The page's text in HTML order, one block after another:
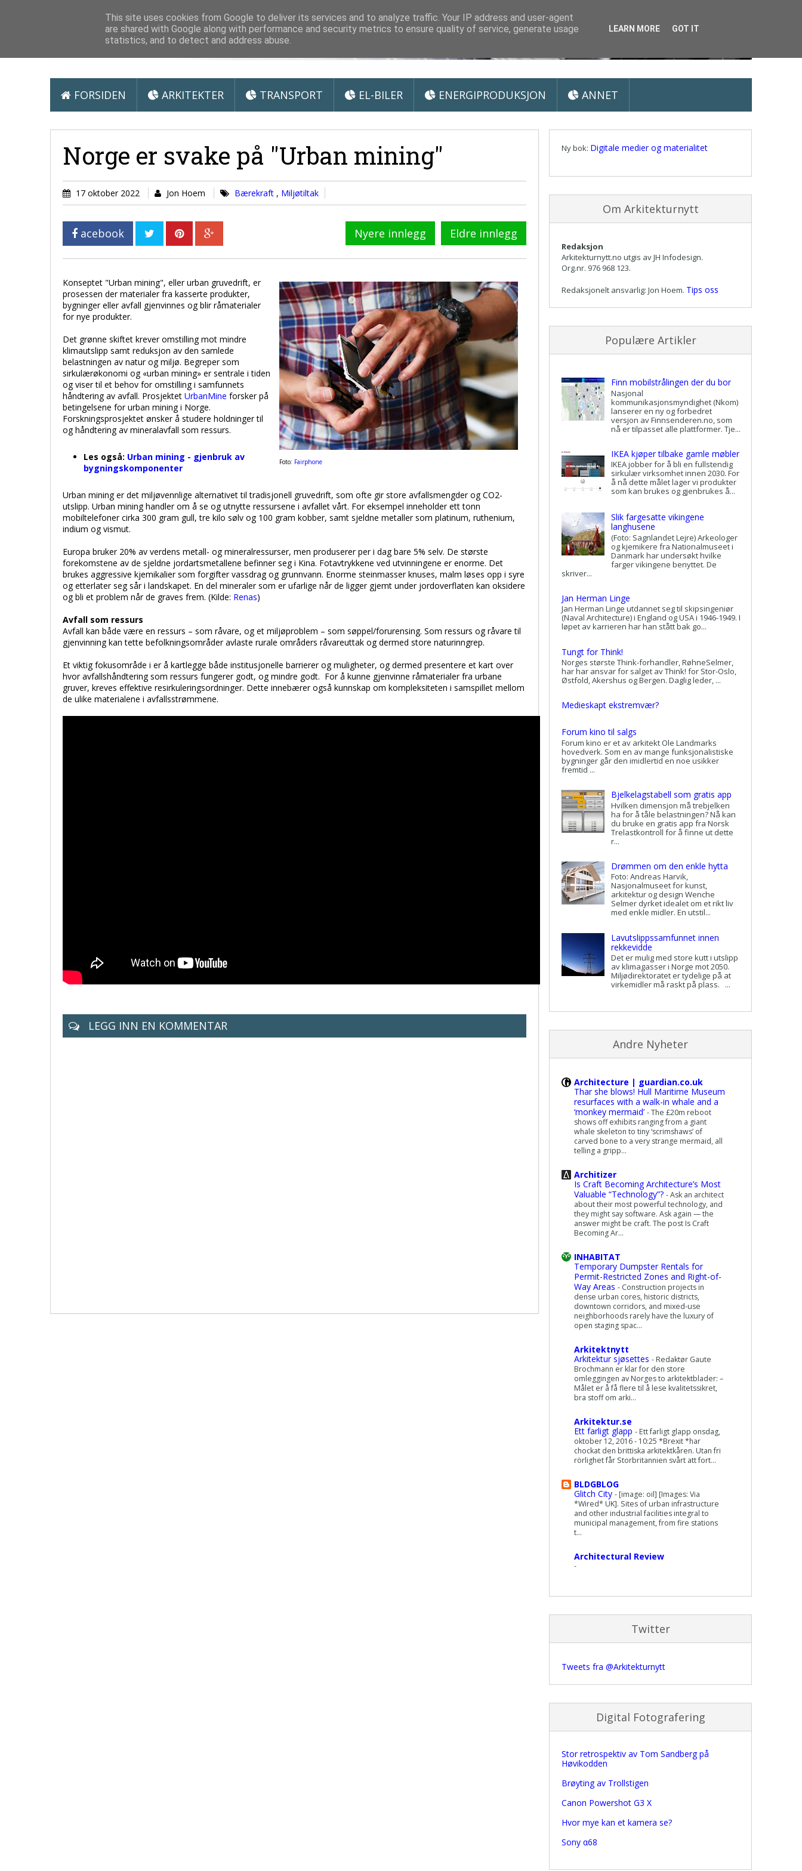
Arkitektur & Miljøteknologi
FORSIDEN ARKITEKTER TRANSPORT EL-BILER ENERGIPRODUKSJON ANNET
Norge er svake på "Urban mining"
17 oktober 2022 Jon Hoem Bærekraft , Miljøtiltak
acebook Nyere innlegg Eldre innlegg
Foto: Fairphone
Konseptet "Urban mining", eller urban gruvedrift, er
prosessen der materialer fra kasserte produkter,
bygninger eller avfall gjenvinnes og blir råmaterialer
for nye produkter.
Det grønne skiftet krever omstilling mot mindre
klimautslipp samt reduksjon av den samlede
belastningen av natur og miljø. Begreper som
sirkulærøkonomi og «urban mining» er sentrale i tiden
og viser til et behov for omstilling i samfunnets
håndtering av avfall. Prosjektet UrbanMine forsker på
betingelsene for urban mining i Norge.
Forskningsprosjektet ønsker å studere holdninger til
og håndtering av mineralavfall som ressurs.
Les også: Urban mining - gjenbruk av
bygningskomponenter
Urban mining er det miljøvennlige alternativet til tradisjonell gruvedrift, som ofte gir store avfallsmengder og CO2-
utslipp. Urban mining handler om å se og utnytte ressursene i avfallet vårt. For eksempel inneholder ett tonn
mobiltelefoner cirka 300 gram gull, tre kilo sølv og 100 gram kobber, samt sjeldne metaller som platinum, ruthenium,
indium og vismut.
Europa bruker 20% av verdens metall- og mineralressurser, men produserer per i dag bare 5% selv. De største
forekomstene av de sjeldne jordartsmetallene befinner seg i Kina. Fotavtrykkene ved utvinningene er enorme. Det
brukes aggressive kjemikalier som forgifter vassdrag og grunnvann. Enorme steinmasser knuses, malm løses opp i syre
og etterlater seg sår i landskapet. En del mineraler som er ufarlige når de ligger gjemt under jordoverflaten kan oksidere
og bli et problem når de graves frem. (Kilde: Renas)
Avfall som ressurs
Avfall kan både være en ressurs – som råvare, og et miljøproblem – som søppel/forurensing. Som ressurs og råvare til
gjenvinning kan tette befolkningsområder avlaste rurale områders råvareuttak og dermed store naturinngrep.
Et viktig fokusområde i er å kartlegge både institusjonelle barrierer og muligheter, og dermed presentere et kart over
hvor avfallshåndtering som ressurs fungerer godt, og mindre godt. For å kunne gjenvinne råmaterialer fra urbane
gruver, kreves effektive resirkuleringsordninger. Dette innebærer også kunnskap om kompleksiteten i samspillet mellom
de ulike materialene i avfallsstrømmene.
LEGG INN EN KOMMENTAR
Ny bok: Digitale medier og materialitet
Om Arkitekturnytt
Redaksjon
Arkitekturnytt.no utgis av JH Infodesign.
Org.nr. 976 968 123.
Redaksjonelt ansvarlig: Jon Hoem. Tips oss
Populære Artikler
Finn mobilstrålingen der du bor
Nasjonal
kommunikasjonsmyndighet (Nkom)
lanserer en ny og forbedret
versjon av Finnsenderen.no, som
nå er tilpasset alle plattformer. Tje...
IKEA kjøper tilbake gamle møbler
IKEA jobber for å bli en fullstendig
sirkulær virksomhet innen 2030. For
å nå dette målet lager vi produkter
som kan brukes og gjenbrukes å...
Slik fargesatte vikingene
langhusene
(Foto: Sagnlandet Lejre) Arkeologer
og kjemikere fra Nationalmuseet i
Danmark har undersøkt hvilke
farger vikingene benyttet. De
skriver...
Jan Herman Linge
Jan Herman Linge utdannet seg til skipsingeniør
(Naval Architecture) i England og USA i 1946-1949. I
løpet av karrieren har han stått bak go...
Tungt for Think!
Norges største Think-forhandler, RøhneSelmer,
har har ansvar for salget av Think! for Stor-Oslo,
Østfold, Akershus og Bergen. Daglig leder, ...
Medieskapt ekstremvær?
Forum kino til salgs
Forum kino er et av arkitekt Ole Landmarks
hovedverk. Som en av mange funksjonalistiske
bygninger går den imidlertid en noe usikker
fremtid ...
Bjelkelagstabell som gratis app
Hvilken dimensjon må trebjelken
ha for å tåle belastningen? Nå kan
du bruke en gratis app fra Norsk
Trelastkontroll for å finne ut dette
r...
Drømmen om den enkle hytta
Foto: Andreas Harvik,
Nasjonalmuseet for kunst,
arkitektur og design Wenche
Selmer dyrket idealet om et rikt liv
med enkle midler. En utstil...
Lavutslippssamfunnet innen
rekkevidde
Det er mulig med store kutt i utslipp
av klimagasser i Norge mot 2050.
Miljødirektoratet er tydelige på at
virkemidler må raskt på plass. ...
Andre Nyheter
Architecture | guardian.co.uk
Thar she blows! Hull Maritime Museum
resurfaces with a walk-in whale and a
‘monkey mermaid’ -The £20m reboot
shows off exhibits ranging from a giant
whale skeleton to tiny ‘scrimshaws’ of
carved bone to a very strange mermaid, all
telling a gripp...
Architizer
Is Craft Becoming Architecture’s Most
Valuable “Technology”? -Ask an architect
about their most powerful technology, and
they might say software. Ask again — the
answer might be craft. The post Is Craft
Becoming Ar...
INHABITAT
Temporary Dumpster Rentals for
Permit-Restricted Zones and Right-of-
Way Areas - Construction projects in
dense urban cores, historic districts,
downtown corridors, and mixed-use
neighborhoods rarely have the luxury of
open staging spac...
Arkitektnytt
Arkitektur sjøsettes - Redaktør Gaute
Brochmann er klar for den store
omleggingen av Norges to arkitektblader: –
Målet er å få flere til å lese kvalitetssikret,
bra stoff om arki...
Arkitektur.se
Ett farligt glapp - Ett farligt glapp onsdag,
oktober 12, 2016 - 10:25 *Brexit *har
chockat den brittiska arkitektkåren. Utan fri
rörlighet får Storbritannien svårt att fort...
BLDGBLOG
Glitch City - [image: oil] [Images: Via
*Wired* UK]. Sites of urban infrastructure
and other industrial facilities integral to
municipal management, from fire stations
t...
Architectural Review
-
Twitter
Tweets fra @Arkitekturnytt
Digital Fotografering
Stor retrospektiv av Tom Sandberg på
Høvikodden
Brøyting av Trollstigen
Canon Powershot G3 X
Hvor mye kan et kamera se?
Sony α68
This site uses cookies from Google to deliver its services and to analyze traffic. Your IP address and user-agent
are shared with Google along with performance and security metrics to ensure quality of service, generate usage
statistics, and to detect and address abuse.
LEARN MORE GOT IT